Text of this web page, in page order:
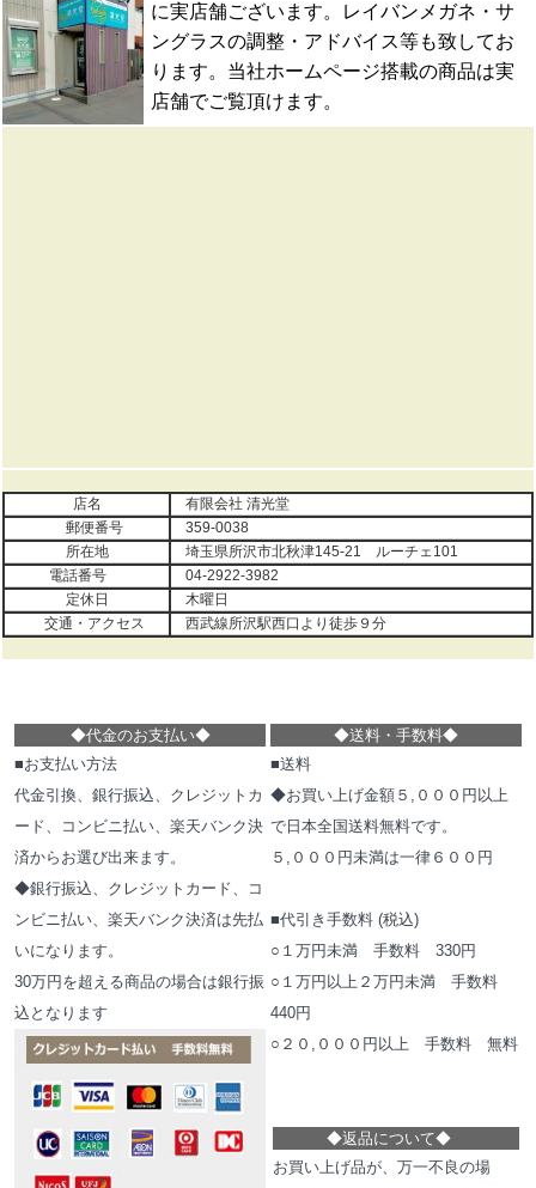
に実店舗ございます。レイバンメガネ・サ
ングラスの調整・アドバイス等も致してお
ります。当社ホームページ搭載の商品は実
店舗でご覧頂けます。
店名
有限会社 清光堂
郵便番号
359-0038
所在地
埼玉県所沢市北秋津145-21 ルーチェ101
電話番号
04-2922-3982
定休日
木曜日
交通・アクセス
西武線所沢駅西口より徒歩９分
◆代金のお支払い◆
■お支払い方法
代金引換、銀行振込、クレジットカ
ード、コンビニ払い、楽天バンク決
済からお選び出来ます。
◆銀行振込、クレジットカード、コ
ンビニ払い、楽天バンク決済は先払
いになります。
30万円を超える商品の場合は銀行振
込となります
◆送料・手数料◆
■送料
◆お買い上げ金額５,０００円以上
で日本全国送料無料です。
５,０００円未満は一律６００円
■代引き手数料 (税込)
○１万円未満 手数料 330円
○１万円以上２万円未満 手数料
440円
○２０,０００円以上 手数料 無料
◆返品について◆
お買い上げ品が、万一不良の場